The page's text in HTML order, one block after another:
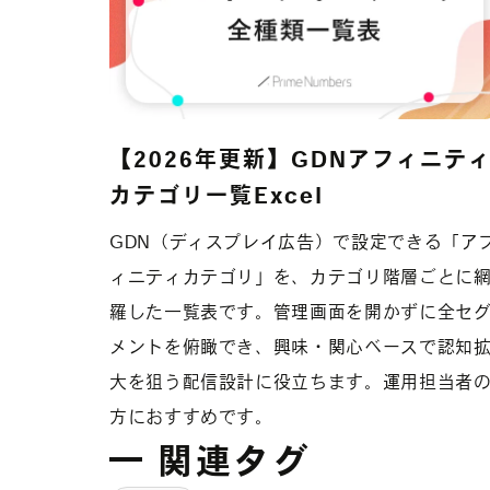
【2026年更新】GDNアフィニテ
カテゴリ一覧Excel
GDN（ディスプレイ広告）で設定できる「ア
ィニティカテゴリ」を、カテゴリ階層ごとに
羅した一覧表です。管理画面を開かずに全セ
メントを俯瞰でき、興味・関心ベースで認知
大を狙う配信設計に役立ちます。運用担当者
方におすすめです。
関連タグ